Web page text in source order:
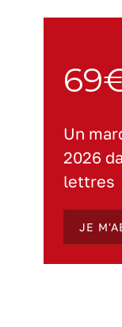
Un
2026
lettres
JE